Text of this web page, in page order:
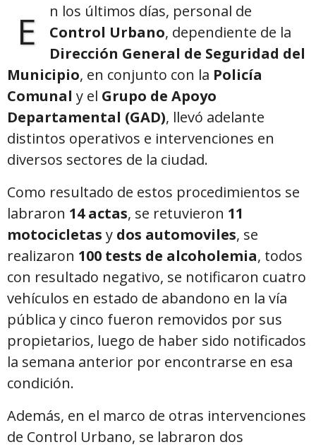
E
n los últimos días, personal de
Control Urbano, dependiente de la
Dirección General de Seguridad del
Municipio, en conjunto con la Policía
Comunal y el Grupo de Apoyo
Departamental (GAD), llevó adelante
distintos operativos e intervenciones en
diversos sectores de la ciudad.
Como resultado de estos procedimientos se
labraron 14 actas, se retuvieron 11
motocicletas y dos automoviles, se
realizaron 100 tests de alcoholemia, todos
con resultado negativo, se notificaron cuatro
vehículos en estado de abandono en la vía
pública y cinco fueron removidos por sus
propietarios, luego de haber sido notificados
la semana anterior por encontrarse en esa
condición.
Además, en el marco de otras intervenciones
de Control Urbano, se labraron dos